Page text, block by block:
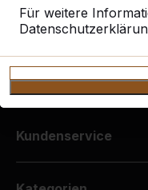
Für weitere
+49 212 934 77
info@HeBlad.de
Kundenservice